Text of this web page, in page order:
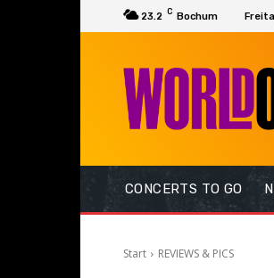
23.2 C Bochum
CONCERTS TO GO
Start REVIEWS & PICS